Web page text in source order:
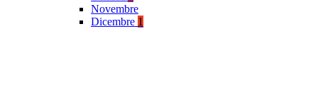
Novembre
Dicembre 1